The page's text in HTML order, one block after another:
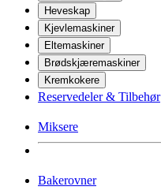
Heveskap
Kjevlemaskiner
Eltemaskiner
Brødskjæremaskiner
Kremkokere
Reservedeler & Tilbehør
Miksere
Bakerovner